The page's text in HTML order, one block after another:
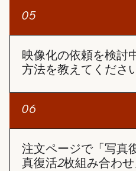
ご安心ください。お客様
可】の選択項目がありま
入れない限り、お客様の
れることは一切ありません
05
映像化の依頼を検討
方法を教えてくださ
お支払い方法についてで
備中です。
06
注文ページで「写真
真復活2枚組み合わ